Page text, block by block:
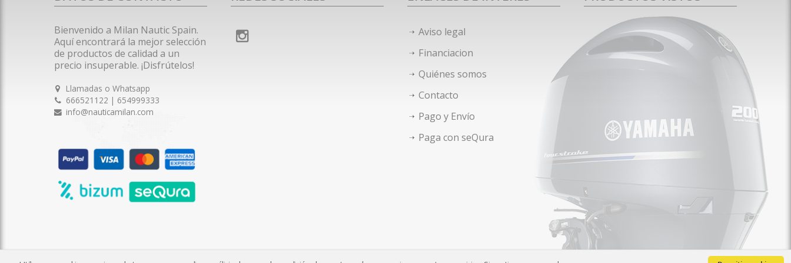
Bienvenido a Milan Nautic Spain.
Aquí encontrará la mejor selección
de productos de calidad a un
precio insuperable. ¡Disfrútelos!
Llamadas o Whatsapp
666521122 | 654999333
info@nauticamilan.com
Aviso legal
Financiacion
Quiénes somos
Contacto
Pago y Envío
Paga con seQura